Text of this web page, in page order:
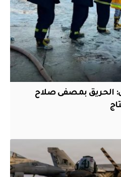
الحريق بمصفى صلاح